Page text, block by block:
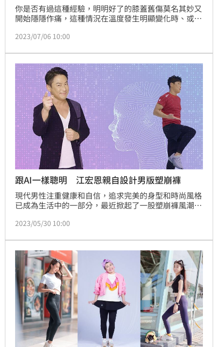
你是否有過這種經驗，明明好了的膝蓋舊傷莫名其妙又
開始隱隱作痛，這種情況在溫度發生明顯變化時、或是
壓變化、濕度和溫度的波動有關，當膝蓋感受到外在環
不適，因此很多人自嘲自己是人體氣象台。
2023/07/06 10:00
跟AI一樣聰明 江宏恩親自設計男版塑崩褲
現代男性注重健康和自信，追求完美的身型和時尚風格
已成為生活中的一部分，最近掀起了一股塑崩褲風潮，
設計顧問，推出全新的PP石墨烯塑崩褲，結合了石墨
驗。
2023/05/30 10:00